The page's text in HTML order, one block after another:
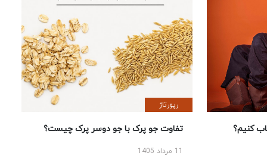
کنیم؟
رپورتاژ
تفاوت جو پرک با جو دوسر پرک چیست؟